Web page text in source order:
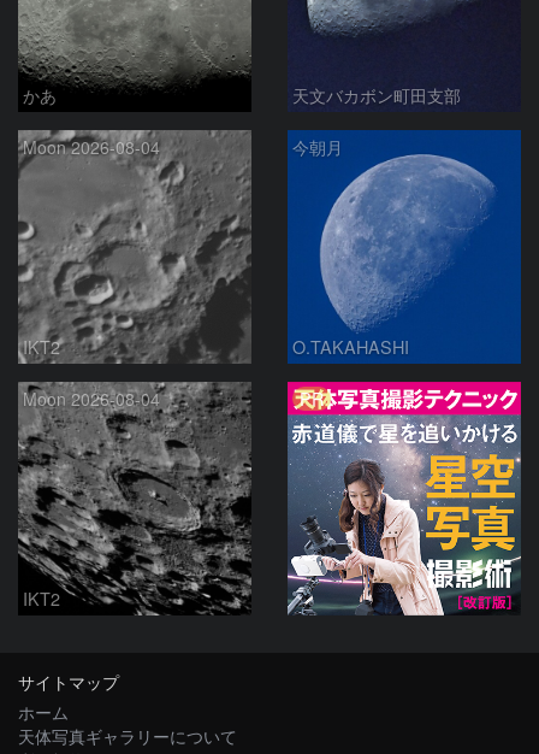
かあ 天文バカボン町田支部
Moon 2026-08-04
IKT2
今朝月
O.TAKAHASHI
Moon 2026-08-04
IKT2
PR
サイトマップ
ホーム
天体写真ギャラリーについて